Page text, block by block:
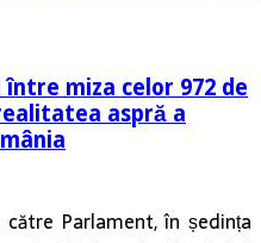
miza celor 972 de
aspră a
Parlament, în ședința